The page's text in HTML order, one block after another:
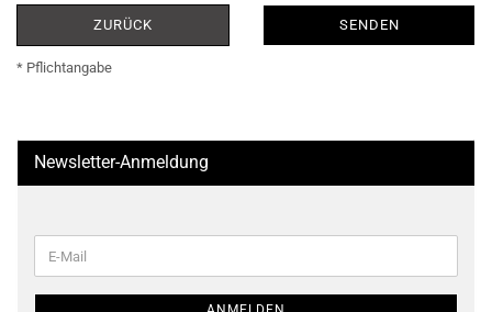
ZURÜCK SENDEN
* Pflichtangabe
Newsletter-Anmeldung
ZUR
E-
Mail